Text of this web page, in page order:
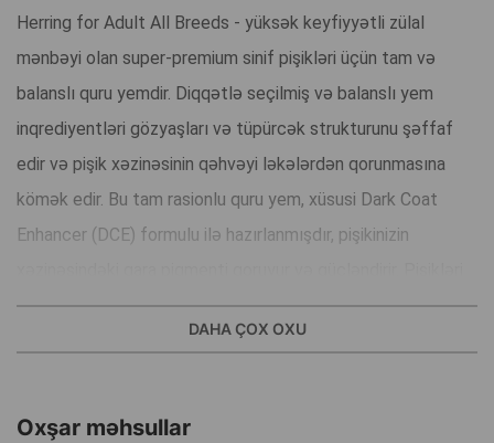
Herring for Adult All Breeds - yüksək keyfiyyətli zülal
mənbəyi olan super-premium sinif pişikləri üçün tam və
balanslı quru yemdir. Diqqətlə seçilmiş və balanslı yem
inqrediyentləri gözyaşları və tüpürcək strukturunu şəffaf
edir və pişik xəzinəsinin qəhvəyi ləkələrdən qorunmasına
kömək edir. Bu tam rasionlu quru yem, xüsusi Dark Coat
Enhancer (DCE) formulu ilə hazırlanmışdır, pişikinizin
üçün tam quru yem formulası bütün lazım olan qidalandırıcı
maddələri təmin edir və yaxşı həzm olunmanı və dad
DAHA ÇOX OXU
Oxşar məhsullar